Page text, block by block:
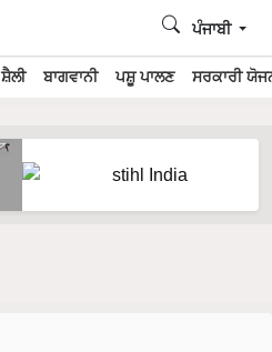
ਬਾਗਵਾਨੀ ਪਸ਼ੂ ਪਾਲਣ ਸਰਕਾਰੀ
ਪੰਜਾਬੀ